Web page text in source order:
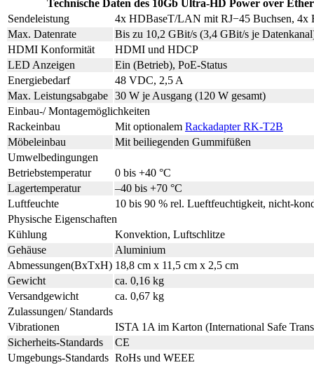
Technische Daten des 10Gb Ultra-HD Power over
Sendeleistung
4x HDBaseT/LAN mit RJ−45 Buchsen,
Max. Datenrate
Bis zu 10,2 GBit/s (3,4 GBit/s je
HDMI Konformität
HDMI und HDCP
LED Anzeigen
Ein (Betrieb), PoE-Status
Energiebedarf
48 VDC, 2,5 A
Max. Leistungsabgabe 30 W je Ausgang (120 W gesamt)
Einbau-/ Montagemöglichkeiten
Rackeinbau
Mit optionalem Rackadapter RK-T2B
Möbeleinbau
Mit beiliegenden Gummifüßen
Umwelbedingungen
Betriebstemperatur
0 bis +40 °C
Lagertemperatur
–40 bis +70 °C
Luftfeuchte
10 bis 90 % rel. Lueftfeuchtigkeit, nicht-
Physische Eigenschaften
Kühlung
Konvektion, Luftschlitze
Gehäuse
Aluminium
Abmessungen(BxTxH) 18,8 cm x 11,5 cm x 2,5 cm
Gewicht
ca. 0,16 kg
Versandgewicht
ca. 0,67 kg
Zulassungen/ Standards
Vibrationen
ISTA 1A im Karton (International Safe
Sicherheits-Standards
CE
Umgebungs-Standards RoHs und WEEE